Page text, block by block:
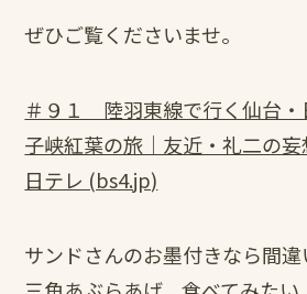
ぜひご覧くださいませ。
＃９１ 陸羽東線で行く仙台・
子峡紅葉の旅｜友近・礼二の
日テレ (bs4.jp)
サンドさんのお墨付きなら間違